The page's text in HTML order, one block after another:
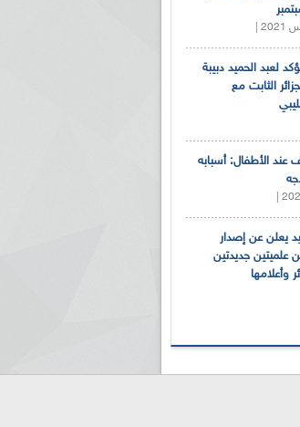
لعبد الحميد دبيبة
الثابت مع
عند الأطفال: أسبابه
يعلن عن إصدار
علميتين جديدتين
وأعلامها